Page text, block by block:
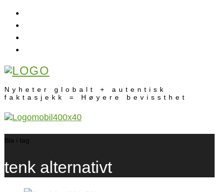
Nyheter globalt + autentisk
faktasjekk = Høyere bevissthet
Bla i tag
tenk alternativt